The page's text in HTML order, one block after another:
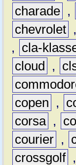
charade ,
chevrolet ,
,
cla-
cloud
,
copen
,
corsa ,
courier ,
crossgolf ,